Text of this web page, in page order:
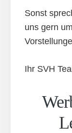
Sonst
uns gern
Ihr SVH